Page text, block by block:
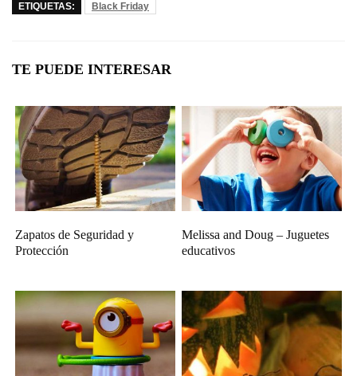
ETIQUETAS: Black Friday
TE PUEDE INTERESAR
Zapatos de Seguridad y
Protección
Melissa and Doug – Juguetes
educativos